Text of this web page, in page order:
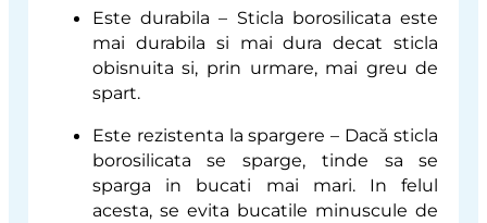
Este durabila – Sticla borosilicata este
mai durabila si mai dura decat sticla
obisnuita si, prin urmare, mai greu de
spart.
Este rezistenta la spargere – Dacă sticla
borosilicata se sparge, tinde sa se
sparga in bucati mai mari. In felul
acesta, se evita bucatile minuscule de